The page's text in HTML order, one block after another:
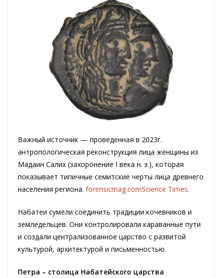
Важный источник — проведенная в 2023г.
антропологическая реконструкция лица женщины из
Мадаин Салих (захоронение I века н. э.), которая
показывает типичные семитские черты лица древнего
населения региона. forensicmag.comScience Times.
Набатеи сумели соединить традиции кочевников и
земледельцев. Они контролировали караванные пути
и создали централизованное царство с развитой
культурой, архитектурой и письменностью.
Петра – столица Набатейского царства